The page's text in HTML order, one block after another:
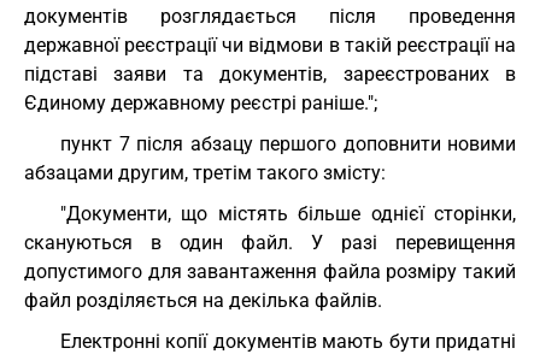
документів розглядається після проведення
державної реєстрації чи відмови в такій реєстрації на
підставі заяви та документів, зареєстрованих в
Єдиному державному реєстрі раніше.";
пункт 7 після абзацу першого доповнити новими
абзацами другим, третім такого змісту:
"Документи, що містять більше однієї сторінки,
скануються в один файл. У разі перевищення
допустимого для завантаження файла розміру такий
файл розділяється на декілька файлів.
Електронні копії документів мають бути придатні